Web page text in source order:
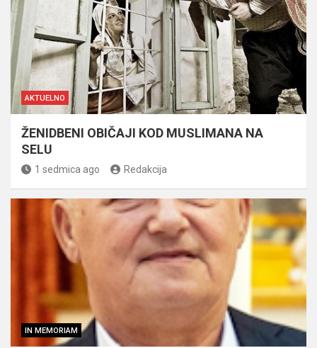
AKTUELNO
ŽENIDBENI OBIČAJI KOD MUSLIMANA NA
SELU
1 sedmica ago Redakcija
IN MEMORIAM